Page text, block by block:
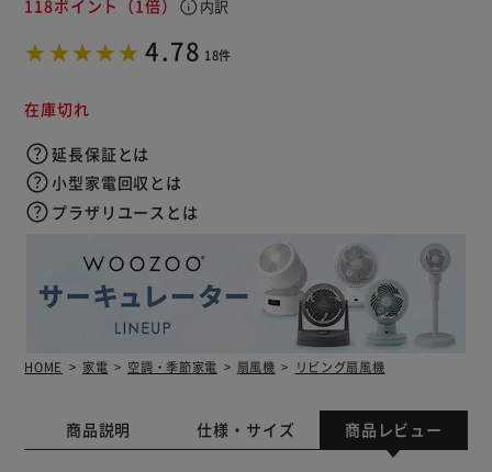
118ポイント （1倍） info 内訳
4.78 18件
在庫切れ
延長保証とは
小型家電回収とは
プラザリユースとは
HOME 家電 空調・季節家電 扇風機 リビング扇風機
商品説明 仕様・サイズ 商品レビュー